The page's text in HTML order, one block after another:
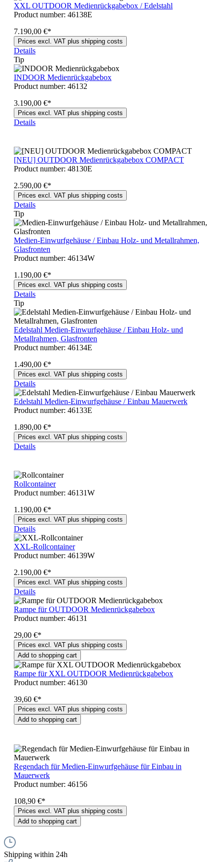
XXL OUTDOOR Medienrückgabebox / Edelstahl
Product number: 46138E
7.190,00 €*
Prices excl. VAT plus shipping costs
Details
Tip
INDOOR Medienrückgabebox
Product number: 46132
3.190,00 €*
Prices excl. VAT plus shipping costs
Details
[NEU] OUTDOOR Medienrückgabebox COMPACT
Product number: 48130E
2.590,00 €*
Prices excl. VAT plus shipping costs
Details
Tip
Medien-Einwurfgehäuse / Einbau Holz- und Metallrahmen,
Glasfronten
Product number: 46134W
1.190,00 €*
Prices excl. VAT plus shipping costs
Details
Tip
Edelstahl Medien-Einwurfgehäuse / Einbau Holz- und
Metallrahmen, Glasfronten
Product number: 46134E
1.490,00 €*
Prices excl. VAT plus shipping costs
Details
Edelstahl Medien-Einwurfgehäuse / Einbau Mauerwerk
Product number: 46133E
1.890,00 €*
Prices excl. VAT plus shipping costs
Details
Rollcontainer
Product number: 46131W
1.190,00 €*
Prices excl. VAT plus shipping costs
Details
XXL-Rollcontainer
Product number: 46139W
2.190,00 €*
Prices excl. VAT plus shipping costs
Details
Rampe für OUTDOOR Medienrückgabebox
Product number: 46131
29,00 €*
Prices excl. VAT plus shipping costs
Add to shopping cart
Rampe für XXL OUTDOOR Medienrückgabebox
Product number: 46130
39,60 €*
Prices excl. VAT plus shipping costs
Add to shopping cart
Regendach für Medien-Einwurfgehäuse für Einbau in
Mauerwerk
Product number: 46156
108,90 €*
Prices excl. VAT plus shipping costs
Add to shopping cart
Shipping within 24h